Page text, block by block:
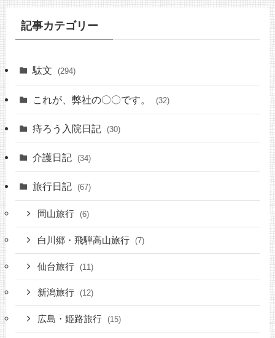
記事カテゴリー
駄文 (294)
これが、弊社の〇〇です。 (32)
痔ろう入院日記 (30)
介護日記 (34)
旅行日記 (67)
岡山旅行 (6)
白川郷・飛騨高山旅行 (7)
仙台旅行 (11)
新潟旅行 (12)
広島・姫路旅行 (15)